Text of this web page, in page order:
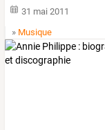
31 mai 2011
» Musique